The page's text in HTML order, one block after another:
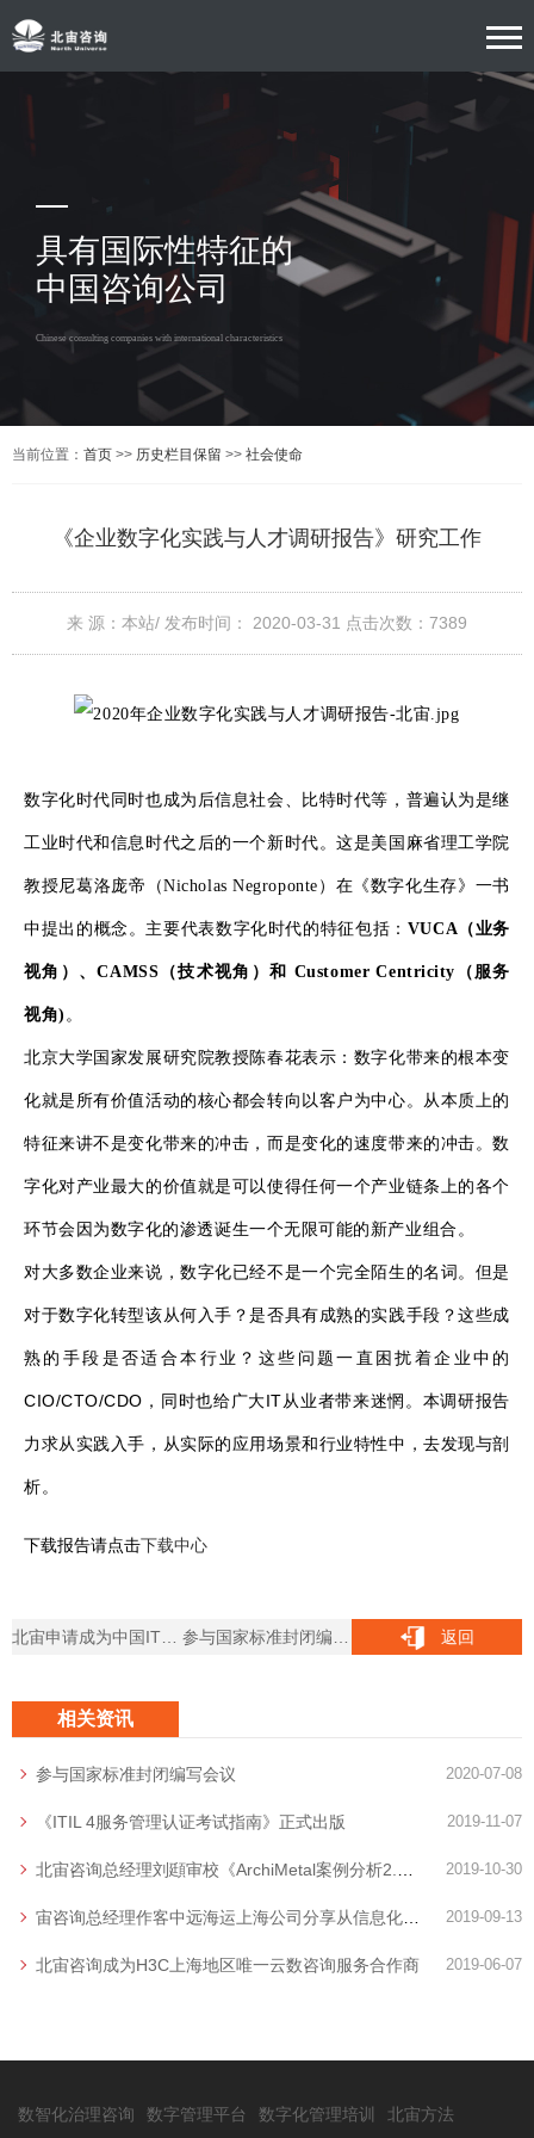
具有国际性特征的
中国咨询公司
Chinese consulting companies with international characteristics
当前位置： 首页 >> 历史栏目保留 >> 社会使命
《企业数字化实践与人才调研报告》研究工作
来 源：本站/ 发布时间： 2020-03-31 点击次数： 7389
数字化时代同时也成为后信息社会、比特时代等，普遍认为是继
工业时代和信息时代之后的一个新时代。这是美国麻省理工学院
教授尼葛洛庞帝（Nicholas Negroponte）在《数字化生存》一书
中提出的概念。主要代表数字化时代的特征包括： VUCA（业务
视角）、CAMSS（技术视角）和 Customer Centricity（服务
视角) 。
北京大学国家发展研究院教授陈春花表示：数字化带来的根本变
化就是所有价值活动的核心都会转向以客户为中心。从本质上的
特征来讲不是变化带来的冲击，而是变化的速度带来的冲击。数
字化对产业最大的价值就是可以使得任何一个产业链条上的各个
环节会因为数字化的渗透诞生一个无限可能的新产业组合。
对大多数企业来说，数字化已经不是一个完全陌生的名词。但是
对于数字化转型该从何入手？是否具有成熟的实践手段？这些成
熟的手段是否适合本行业？这些问题一直困扰着企业中的
CIO/CTO/CDO ，同时也给广大IT 从业者带来迷惘。本调研报告
力求从实践入手，从实际的应用场景和行业特性中，去发现与剖
析。
下载报告请点击下载中心
返回
相关资讯
参与国家标准封闭编写会议 2020-07-08
《ITIL 4服务管理认证考试指南》正式出版 2019-11-07
北宙咨询总经理刘頲审校《ArchiMetal案例分析2.0》发布 2019-10-30
宙咨询总经理作客中远海运上海公司分享从信息化到数字化 2019-09-13
北宙咨询成为H3C上海地区唯一云数咨询服务合作商 2019-06-07
数智化治理咨询 数字管理平台 数字化管理培训 北宙方法